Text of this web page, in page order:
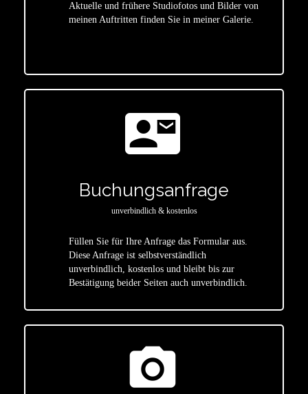
Aktuelle und frühere Studiofotos und Bilder von
meinen Auftritten finden Sie in meiner Galerie.
contact_mail
Buchungsanfrage
unverbindlich & kostenlos
Füllen Sie für Ihre Anfrage das Formular aus.
Diese Anfrage ist selbstverständlich
unverbindlich, kostenlos und bleibt bis zur
Bestätigung beider Seiten auch unverbindlich.
photo_camera